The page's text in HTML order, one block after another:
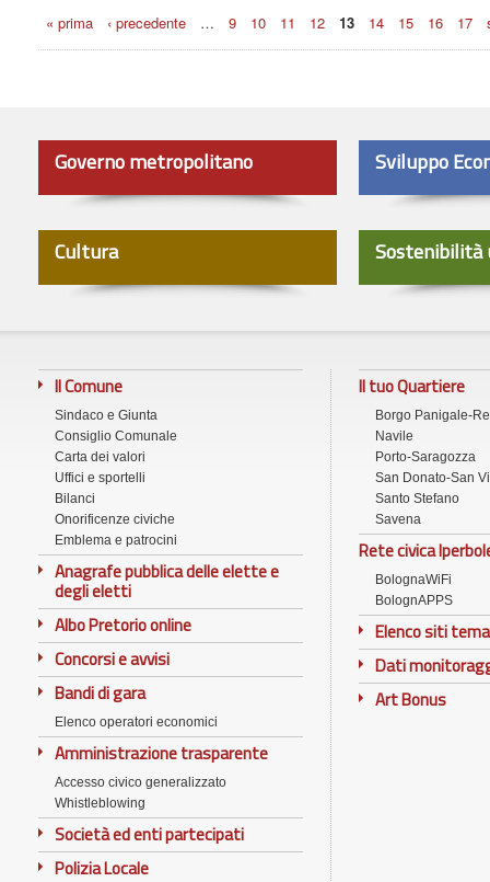
Pagine
« prima ‹ precedente … 9 10 11 12 13 14 15 16 17
Governo metropolitano Sviluppo
Cultura Sostenibilità
Il Comune
Sindaco e Giunta
Consiglio Comunale
Carta dei valori
Uffici e sportelli
Bilanci
Onorificenze civiche
Emblema e patrocini
Anagrafe pubblica delle elette e
degli eletti
Albo Pretorio online
Concorsi e avvisi
Bandi di gara
Elenco operatori economici
Amministrazione trasparente
Accesso civico generalizzato
Whistleblowing
Società ed enti partecipati
Polizia Locale
Il tuo Quartiere
Borgo Panigale-
Navile
Porto-Saragozza
San Donato-San
Santo Stefano
Savena
Rete civica
BolognaWiFi
BolognAPPS
Elenco siti
Dati
Art Bonus